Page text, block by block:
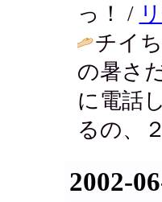
っ！ /
チイ
の暑さ
に電話
るの、
2002-